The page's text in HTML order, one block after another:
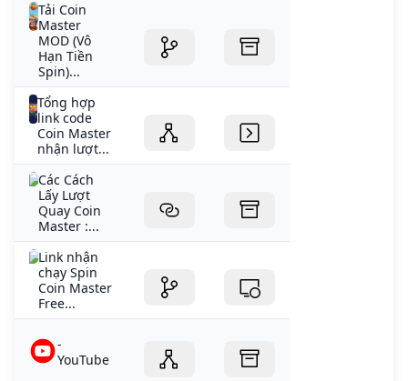
Tải Coin
Master
MOD (Vô
Hạn Tiền
Spin)...
Tổng hợp
link code
Coin Master
nhận lượt...
Các Cách
Lấy Lượt
Quay Coin
Master :...
Link nhận
chạy Spin
Coin Master
Free...
-
YouTube